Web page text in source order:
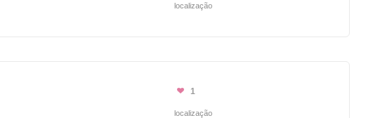
localização
1
localização